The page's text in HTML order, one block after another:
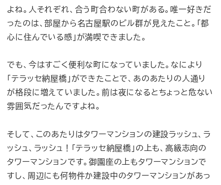
よね。人それぞれ、合う町合わない町がある。唯一好きだ
ったのは、部屋から名古屋駅のビル群が見えたこと。「都
心に住んでいる感」が満喫できました。
でも、今はすごく便利な町になっていました。なにより
「テラッセ納屋橋」ができたことで、あのあたりの人通り
が格段に増えていました。前は夜になるとちょっと危ない
雰囲気だったんですよね。
そして、このあたりはタワーマンションの建設ラッシュ、ラ
ッシュ、ラッシュ！「テラッセ納屋橋」の上も、高級志向の
タワーマンションです。御園座の上もタワーマンションで
すし、周辺にも何物件か建設中のタワーマンションがあっ